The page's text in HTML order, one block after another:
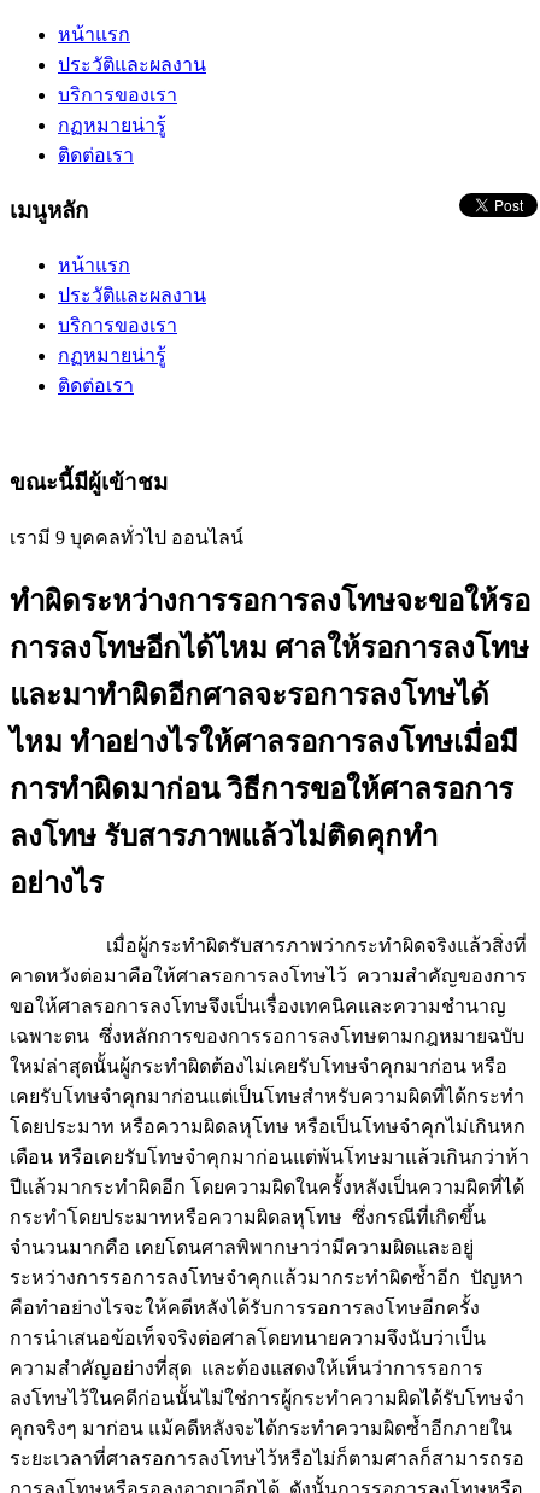
หน้าแรก
ประวัติและผลงาน
บริการของเรา
กฏหมายน่ารู้
ติดต่อเรา
เมนูหลัก
หน้าแรก
ประวัติและผลงาน
บริการของเรา
กฏหมายน่ารู้
ติดต่อเรา
ขณะนี้มีผู้เข้าชม
เรามี 9 บุคคลทั่วไป ออนไลน์
ทำผิดระหว่างการรอการลงโทษจะขอให้รอ
การลงโทษอีกได้ไหม ศาลให้รอการลงโทษ
และมาทำผิดอีกศาลจะรอการลงโทษได้
ไหม ทำอย่างไรให้ศาลรอการลงโทษเมื่อมี
การทำผิดมาก่อน วิธีการขอให้ศาลรอการ
ลงโทษ รับสารภาพแล้วไม่ติดคุกทำ
อย่างไร
เมื่อผู้กระทำผิดรับสารภาพว่ากระทำผิดจริงแล้วสิ่งที่
คาดหวังต่อมาคือให้ศาลรอการลงโทษไว้ ความสำคัญของการ
ขอให้ศาลรอการลงโทษจึงเป็นเรื่องเทคนิคและความชำนาญ
เฉพาะตน ซึ่งหลักการของการรอการลงโทษตามกฎหมายฉบับ
ใหม่ล่าสุดนั้นผู้กระทำผิดต้องไม่เคยรับโทษจำคุกมาก่อน หรือ
เคยรับโทษจำคุกมาก่อนแต่เป็นโทษสำหรับความผิดที่ได้กระทำ
โดยประมาท หรือความผิดลหุโทษ หรือเป็นโทษจำคุกไม่เกินหก
เดือน หรือเคยรับโทษจำคุกมาก่อนแต่พ้นโทษมาแล้วเกินกว่าห้า
ปีแล้วมากระทำผิดอีก โดยความผิดในครั้งหลังเป็นความผิดที่ได้
กระทำโดยประมาทหรือความผิดลหุโทษ ซึ่งกรณีที่เกิดขึ้น
จำนวนมากคือ เคยโดนศาลพิพากษาว่ามีความผิดและอยู่
ระหว่างการรอการลงโทษจำคุกแล้วมากระทำผิดซ้ำอีก ปัญหา
คือทำอย่างไรจะให้คดีหลังได้รับการรอการลงโทษอีกครั้ง
การนำเสนอข้อเท็จจริงต่อศาลโดยทนายความจึงนับว่าเป็น
ความสำคัญอย่างที่สุด และต้องแสดงให้เห็นว่าการรอการ
ลงโทษไว้ในคดีก่อนนั้นไม่ใช่การผู้กระทำความผิดได้รับโทษจำ
คุกจริงๆ มาก่อน แม้คดีหลังจะได้กระทำความผิดซ้ำอีกภายใน
ระยะเวลาที่ศาลรอการลงโทษไว้หรือไม่ก็ตามศาลก็สามารถรอ
การลงโทษหรือรอลงอาญาอีกได้ ดังนั้นการรอการลงโทษหรือ